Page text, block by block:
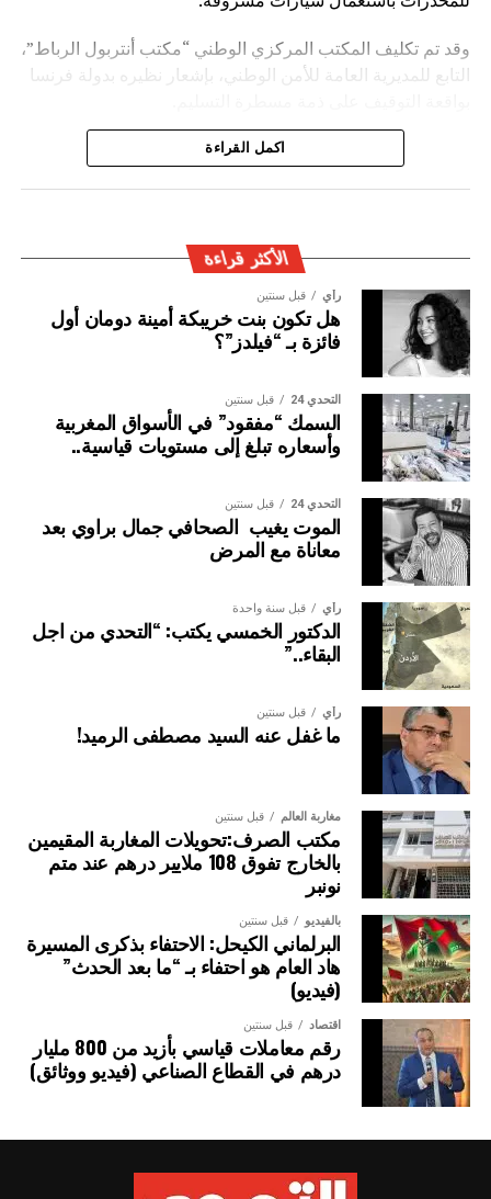
وقد تم تكليف المكتب المركزي الوطني “مكتب أنتربول الرباط”،
التابع للمديرية العامة للأمن الوطني، بإشعار نظيره بدولة فرنسا
ويأتي توقيف المشتبه به في سياق التزام المصالح الأمنية
اكمل القراءة
الأكثر قراءة
رأي قبل سنتين
هل تكون بنت خريبكة أمينة دومان أول
فائزة بـ “فيلدز”؟
التحدي 24 قبل سنتين
السمك “مفقود” في الأسواق المغربية
وأسعاره تبلغ إلى مستويات قياسية..
التحدي 24 قبل سنتين
الموت يغيب الصحافي جمال براوي بعد
معاناة مع المرض
رأي قبل سنة واحدة
الدكتور الخمسي يكتب: “التحدي من اجل
البقاء..”
رأي قبل سنتين
ما غفل عنه السيد مصطفى الرميد!
مغاربة العالم قبل سنتين
مكتب الصرف:تحويلات المغاربة المقيمين
بالخارج تفوق 108 ملايير درهم عند متم
نونبر
بالفيديو قبل سنتين
البرلماني الكيحل: الاحتفاء بذكرى المسيرة
هاد العام هو احتفاء بـ “ما بعد الحدث”
(فيديو)
اقتصاد قبل سنتين
رقم معاملات قياسي بأزيد من 800 مليار
درهم في القطاع الصناعي (فيديو ووثائق)